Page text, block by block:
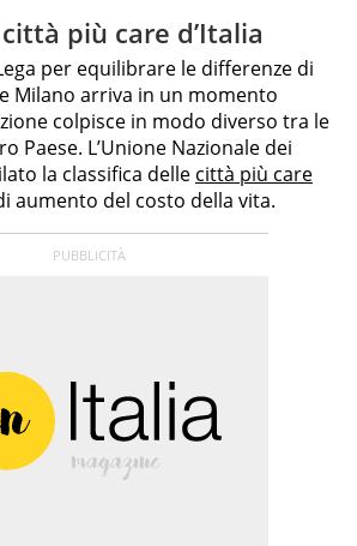
più care d’Italia
per equilibrare le differenze di
Milano arriva in un momento
colpisce in modo diverso tra le
Paese. L’Unione Nazionale dei
la classifica delle città più care
aumento del costo della vita.